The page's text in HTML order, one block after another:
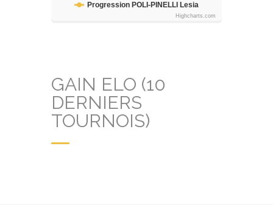
Progression POLI-PINELLI Lesia
Highcharts.com
GAIN ELO (10
DERNIERS
TOURNOIS)